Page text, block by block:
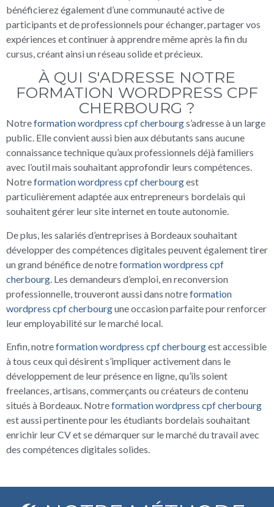
bénéficierez également d’une communauté active de
participants et de professionnels pour échanger, partager vos
expériences et continuer à apprendre même après la fin du
cursus, créant ainsi un réseau solide et précieux.
À QUI S'ADRESSE NOTRE
FORMATION WORDPRESS CPF
CHERBOURG ?
Notreformation wordpress cpf cherbourgs’adresse à un large
public. Elle convient aussi bien aux débutants sans aucune
connaissance technique qu’aux professionnels déjà familiers
avec l’outil mais souhaitant approfondir leurs compétences.
Notreformation wordpress cpf cherbourgest
particulièrement adaptée aux entrepreneurs bordelais qui
souhaitent gérer leur site internet en toute autonomie.
De plus, les salariés d’entreprises à Bordeaux souhaitant
développer des compétences digitales peuvent également tirer
un grand bénéfice de notreformation wordpress cpf
cherbourg . Les demandeurs d’emploi, en reconversion
professionnelle, trouveront aussi dans notreformation
wordpress cpf cherbourgune occasion parfaite pour renforcer
leur employabilité sur le marché local.
Enfin, notreformation wordpress cpf cherbourgest accessible
à tous ceux qui désirent s’impliquer activement dans le
développement de leur présence en ligne, qu’ils soient
freelances, artisans, commerçants ou créateurs de contenu
situés à Bordeaux. Notreformation wordpress cpf cherbourg
est aussi pertinente pour les étudiants bordelais souhaitant
enrichir leur CV et se démarquer sur le marché du travail avec
des compétences digitales solides.